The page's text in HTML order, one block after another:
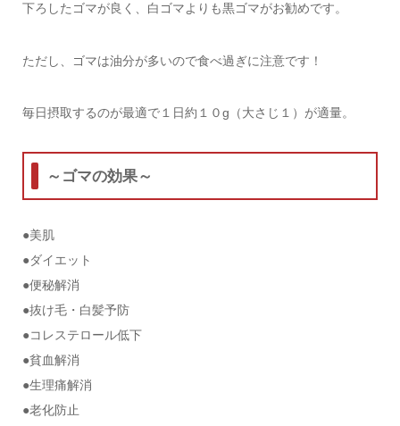
下ろしたゴマが良く、白ゴマよりも黒ゴマがお勧めです。
ただし、ゴマは油分が多いので食べ過ぎに注意です！
毎日摂取するのが最適で１日約１０g（大さじ１）が適量。
～ゴマの効果～
●美肌
●ダイエット
●便秘解消
●抜け毛・白髪予防
●コレステロール低下
●貧血解消
●生理痛解消
●老化防止